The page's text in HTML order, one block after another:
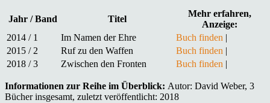
Jahr / Band Titel
Mehr erfahren,
Anzeige:
2014 / 1
Im Namen der Ehre Buch finden |
2015 / 2
Ruf zu den Waffen Buch finden |
2018 / 3
Zwischen den Fronten Buch finden |
Informationen zur Reihe im Überblick: Autor: David Weber, 3
Bücher insgesamt, zuletzt veröffentlicht: 2018